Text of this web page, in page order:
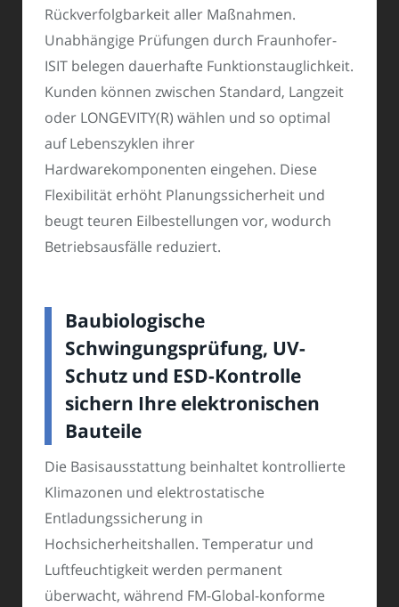
Rückverfolgbarkeit aller Maßnahmen.
Unabhängige Prüfungen durch Fraunhofer-
ISIT belegen dauerhafte Funktionstauglichkeit.
Kunden können zwischen Standard, Langzeit
oder LONGEVITY(R) wählen und so optimal
auf Lebenszyklen ihrer
Hardwarekomponenten eingehen. Diese
Flexibilität erhöht Planungssicherheit und
beugt teuren Eilbestellungen vor, wodurch
Betriebsausfälle reduziert.
Baubiologische
Schwingungsprüfung, UV-
Schutz und ESD-Kontrolle
sichern Ihre elektronischen
Bauteile
Die Basisausstattung beinhaltet kontrollierte
Klimazonen und elektrostatische
Entladungssicherung in
Hochsicherheitshallen. Temperatur und
Luftfeuchtigkeit werden permanent
überwacht, während FM-Global-konforme